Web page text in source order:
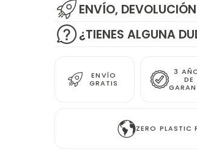
ENVÍO,
¿TIENES ALGUNA
ENVÍO
GRATIS
3
DE
ZERO PLASTIC